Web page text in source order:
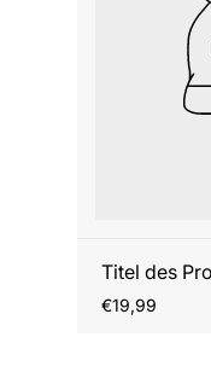
Titel des
Regulärer
€19,99